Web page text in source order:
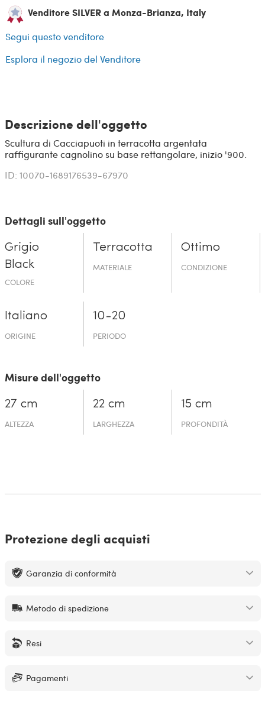
Venditore SILVER a Monza-Brianza, Italy
Segui questo venditore
Esplora il negozio del Venditore
Descrizione dell'oggetto
Scultura di Cacciapuoti in terracotta argentata
raffigurante cagnolino su base rettangolare, inizio '900.
ID: 10070-1689176539-67970
Dettagli sull'oggetto
Grigio
Black
COLORE
Terracotta
MATERIALE
Ottimo
CONDIZIONE
Italiano
ORIGINE
10-20
PERIODO
Misure dell'oggetto
27 cm
ALTEZZA
22 cm
LARGHEZZA
15 cm
PROFONDITÀ
Protezione degli acquisti
Garanzia di conformità
Metodo di spedizione
Resi
Pagamenti